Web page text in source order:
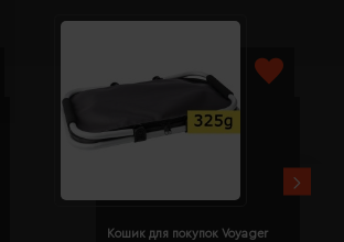
Кошик для покупок Voyager